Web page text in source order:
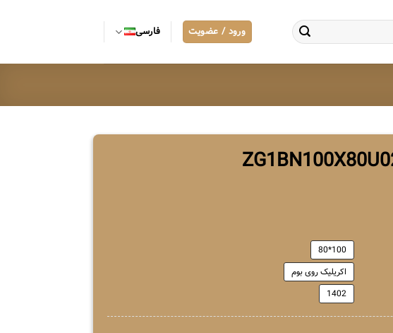
ورود / عضویت فارسی
100*80
اکریلیک روی بوم
1402